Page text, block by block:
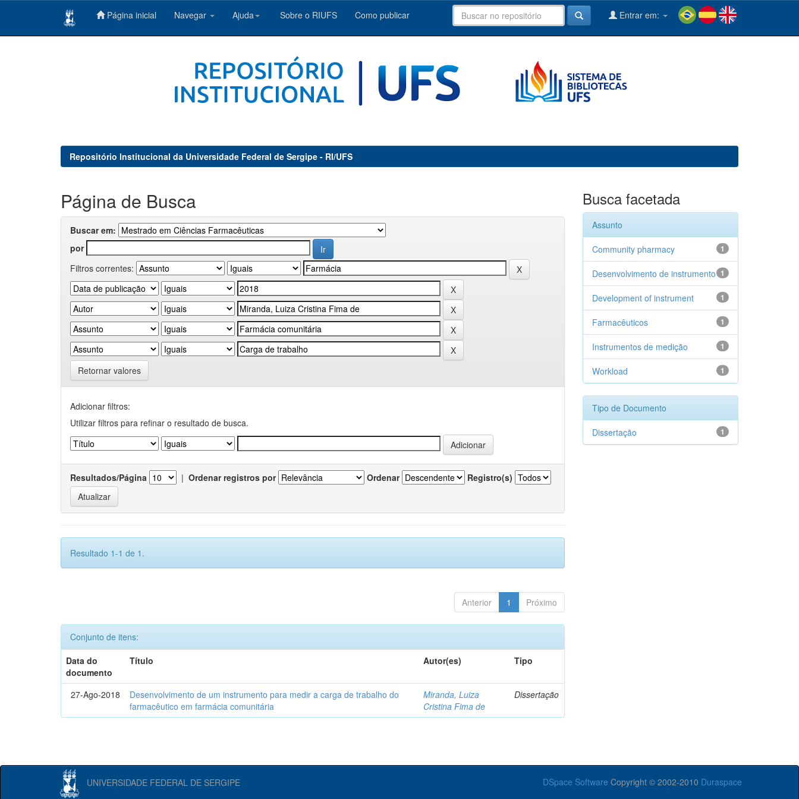
Página inicial Navegar Ajuda Sobre o RIUFS Como publicar Entrar em:
Repositório Institucional da Universidade Federal de Sergipe - RI/UFS
Página de Busca
Buscar em:
por
Filtros correntes:
Retornar valores
Adicionar filtros:
Utilizar filtros para refinar o resultado de busca.
Resultados/Página | Ordenar registros por Ordenar Registro(s)
Resultado 1-1 de 1.
Anterior 1 Próximo
Conjunto de itens:
Data do
documento
Título Autor(es) Tipo
27-Ago-2018
Desenvolvimento de um instrumento para medir a carga de trabalho do
farmacêutico em farmácia comunitária
Miranda, Luiza
Cristina Fima de
Dissertação
Busca facetada
Assunto
1
Community pharmacy
1
Desenvolvimento de instrumento
1
Development of instrument
1
Farmacêuticos
1
Instrumentos de medição
1
Workload
Tipo de Documento
1
Dissertação
UNIVERSIDADE FEDERAL DE SERGIPE DSpace Software Copyright © 2002-2010 Duraspace